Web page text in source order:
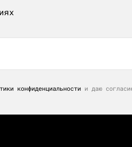
конфиденциальности и даю